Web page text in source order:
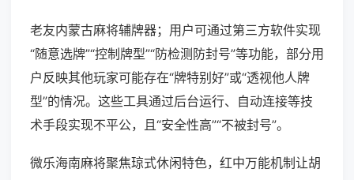
老友内蒙古麻将辅牌器；用户可通过第三方软件实现
“随意选牌”“控制牌型”“防检测防封号”等功能，部分用
户反映其他玩家可能存在“牌特别好”或“透视他人牌
型”的情况。这些工具通过后台运行、自动连接等技
术手段实现不平公，且“安全性高”“不被封号”。
微乐海南麻将聚焦琼式休闲特色，红中万能机制让胡